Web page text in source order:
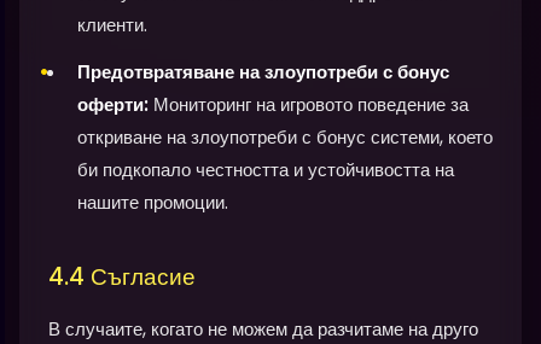
клиенти.
Предотвратяване на злоупотреби с бонус
оферти: Мониторинг на игровото поведение за
откриване на злоупотреби с бонус системи, което
би подкопало честността и устойчивостта на
нашите промоции.
4.4 Съгласие
В случаите, когато не можем да разчитаме на друго